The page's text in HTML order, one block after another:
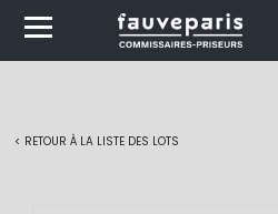
< RETOUR À LA LISTE DES LOTS